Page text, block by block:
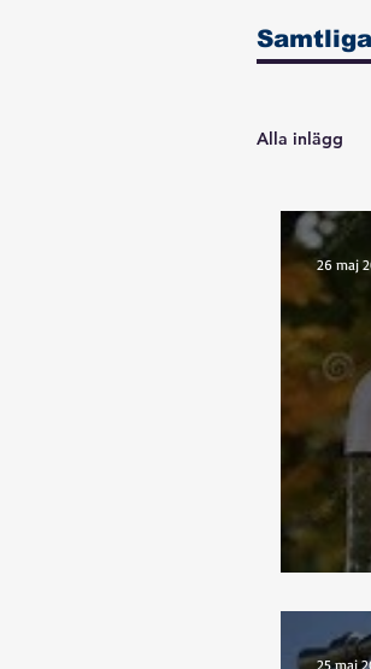
Alla inlägg
VA-
26 maj
25 maj